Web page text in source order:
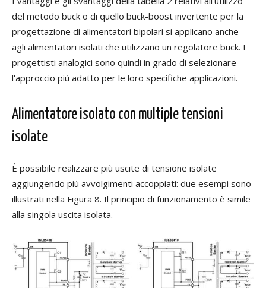
del metodo buck o di quello buck-boost invertente per la
progettazione di alimentatori bipolari si applicano anche
agli alimentatori isolati che utilizzano un regolatore buck. I
progettisti analogici sono quindi in grado di selezionare
l'approccio più adatto per le loro specifiche applicazioni.
Alimentatore isolato con multiple tensioni
isolate
È possibile realizzare più uscite di tensione isolate
aggiungendo più avvolgimenti accoppiati: due esempi sono
illustrati nella Figura 8. Il principio di funzionamento è simile
alla singola uscita isolata.